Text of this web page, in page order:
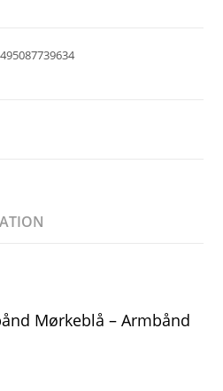
Mørkeblå – Armbånd